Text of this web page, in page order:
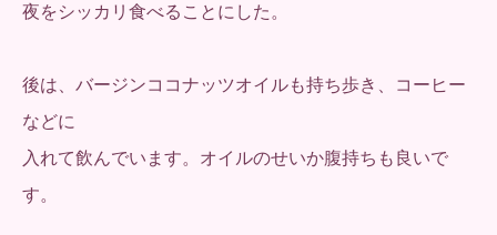
夜をシッカリ食べることにした。
後は、バージンココナッツオイルも持ち歩き、コーヒー
などに
入れて飲んでいます。オイルのせいか腹持ちも良いで
す。